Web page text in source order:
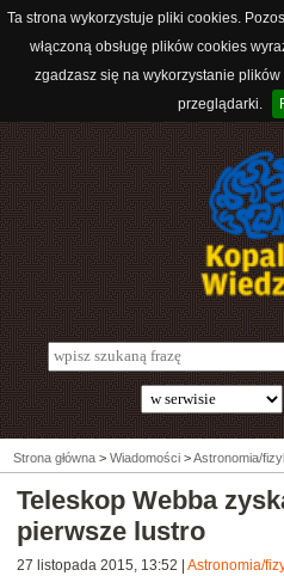
Ta strona wykorzystuje pliki cookies.
włączoną obsługę plików cookies
zgadzasz się na wykorzystanie
przeglądarki.
Strona główna > Wiadomości >Astronomia/
Teleskop Webba
pierwsze lustro
27 listopada 2015, 13:52 Astronomia/